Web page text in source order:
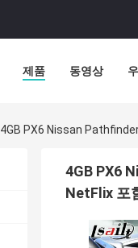
제품 동영상
4GB PX6 Nissan
4GB PX6
NetFlix 포